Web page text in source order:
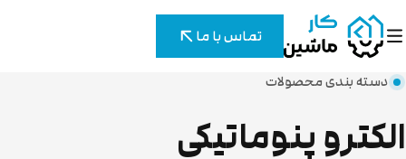
تماس با ما
دسته بندی محصولات
الکترو پنوماتیکی